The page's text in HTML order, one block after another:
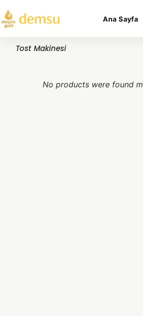
Ana Sayfa
Tost Makinesi
No products were found